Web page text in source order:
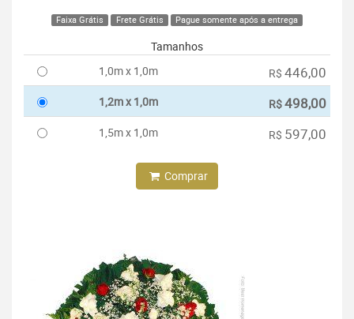
Faixa Grátis Frete Grátis Pague somente após a entrega
Tamanhos
1,0m x 1,0m
R$ 446,00
1,2m x 1,0m R$498,00
1,5m x 1,0m R$ 597,00
Comprar